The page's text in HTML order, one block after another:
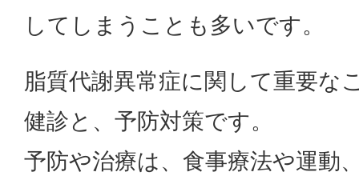
してしまうことも多いです。
脂質代謝異常症に関して重要な
健診と、予防対策です。
予防や治療は、食事療法や運動